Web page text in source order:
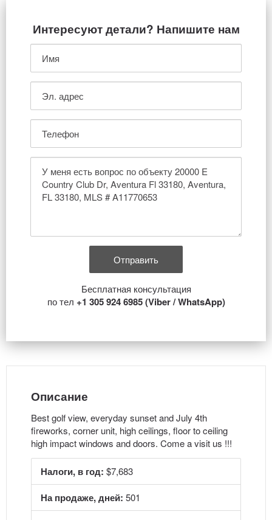
Интересуют детали? Напишите нам
Бесплатная консультация
по тел +1 305 924 6985 (Viber / WhatsApp)
Описание
Best golf view, everyday sunset and July 4th
fireworks, corner unit, high ceilings, floor to ceiling
high impact windows and doors. Come a visit us !!!
Налоги, в год: $7,683
На продаже, дней: 501